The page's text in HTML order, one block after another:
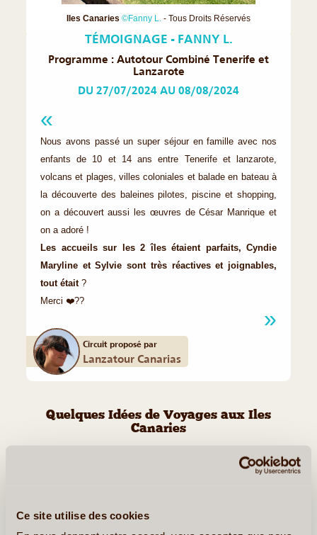
Ce site utilise des cookies
Iles Canaries ©Fanny L. - Tous Droits Réservés
TÉMOIGNAGE - FANNY L.
Programme : Autotour Combiné Tenerife et
Lanzarote
DU 27/07/2024 AU 08/08/2024
Nous avons passé un super séjour en famille avec nos
enfants de 10 et 14 ans entre Tenerife et lanzarote,
volcans et plages, villes coloniales et balade en bateau à
la découverte des baleines pilotes, piscine et shopping,
on a découvert aussi les œuvres de César Manrique et
on a adoré !
Les accueils sur les 2 îles étaient parfaits, Cyndie
Maryline et Sylvie sont très réactives et joignables,
tout était?
Merci ❤️??
Circuit proposé par
Lanzatour Canarias
Quelques Idées de Voyages aux Iles
Canaries